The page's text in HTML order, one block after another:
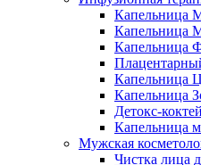
Капельница
Капельница
Капельница
Капельница
Капельница
Детокс-
Капельница
Мужская
Чистка лица